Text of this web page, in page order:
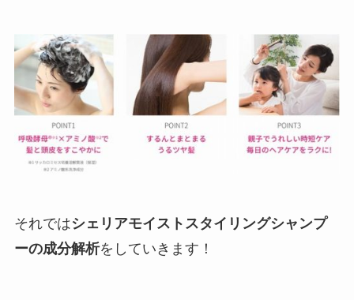
それではシェリアモイストスタイリングシャンプ
ーの成分解析をしていきます！